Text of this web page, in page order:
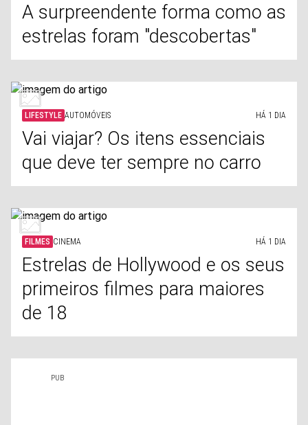
A surpreendente forma como as
estrelas foram "descobertas"
LIFESTYLE AUTOMÓVEIS HÁ 1 DIA
Vai viajar? Os itens essenciais
que deve ter sempre no carro
FILMES CINEMA HÁ 1 DIA
Estrelas de Hollywood e os seus
primeiros filmes para maiores
de 18